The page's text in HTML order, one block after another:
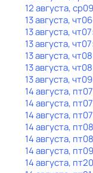
12 августа, ср
13 августа, чт
13 августа, чт
13 августа, чт
13 августа, чт
13 августа, чт
13 августа, чт
14 августа, пт
14 августа, пт
14 августа, пт
14 августа, пт
14 августа, пт
14 августа, пт
14 августа, пт